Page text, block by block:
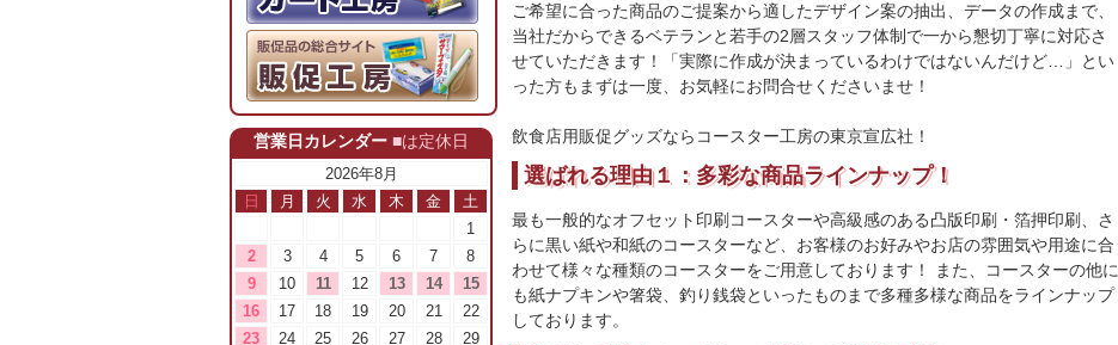
ご希望に合った商品のご提案から適したデザイン案の抽出、データの作成まで、
当社だからできるベテランと若手の2層スタッフ体制で一から懇切丁寧に対応さ
せていただきます！「実際に作成が決まっているわけではないんだけど…」とい
った方もまずは一度、お気軽にお問合せくださいませ！
飲食店用販促グッズならコースター工房の東京宣広社！
選ばれる理由１：多彩な商品ラインナップ！
最も一般的なオフセット印刷コースターや高級感のある凸版印刷・箔押印刷、さ
らに黒い紙や和紙のコースターなど、お客様のお好みやお店の雰囲気や用途に合
わせて様々な種類のコースターをご用意しております！ また、コースターの他に
も紙ナプキンや箸袋、釣り銭袋といったものまで多種多様な商品をラインナップ
しております。
営業日カレンダー ■は定休日
2026年8月
日
月 火 水 木 金
土
1
2
3 4 5 6 7
8
9
10 11 12 13 14
15
16
17 18 19 20 21
22
23
24 25 26 27 28
29